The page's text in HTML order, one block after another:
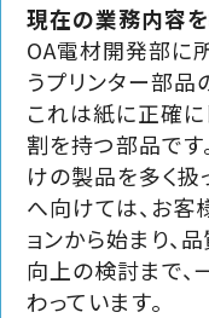
現在の業務内容を
OA電材開発部に
うプリンター部品
これは紙に正確
割を持つ部品です
けの製品を多く扱
へ向けては、お客
ョンから始まり、
向上の検討まで、
わっています。